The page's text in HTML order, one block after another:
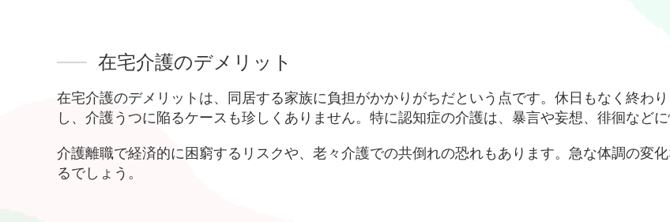
在宅介護のデメリット
在宅介護のデメリットは、同居する家族に負担がかかりがちだという点です。休日もなく終わ
し、介護うつに陥るケースも珍しくありません。特に認知症の介護は、暴言や妄想、徘徊など
介護離職で経済的に困窮するリスクや、老々介護での共倒れの恐れもあります。急な体調の変
るでしょう。